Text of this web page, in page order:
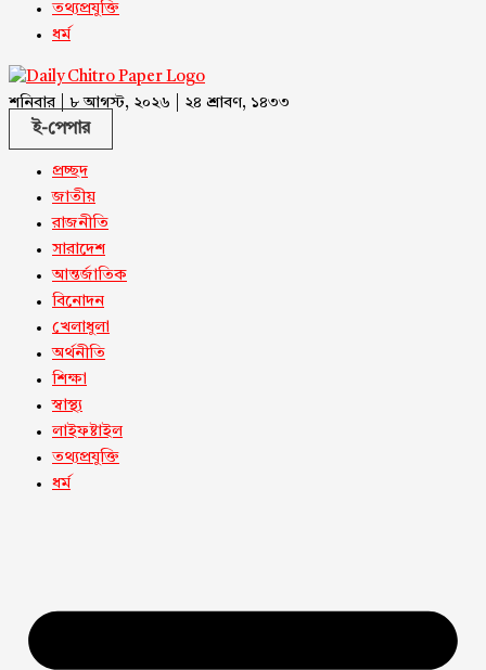
তথ্যপ্রযুক্তি
ধর্ম
শনিবার | ৮ আগস্ট, ২০২৬ | ২৪ শ্রাবণ, ১৪৩৩
ই-পেপার
প্রচ্ছদ
জাতীয়
রাজনীতি
সারাদেশ
আন্তর্জাতিক
বিনোদন
খেলাধুলা
অর্থনীতি
শিক্ষা
স্বাস্থ্য
লাইফষ্টাইল
তথ্যপ্রযুক্তি
ধর্ম